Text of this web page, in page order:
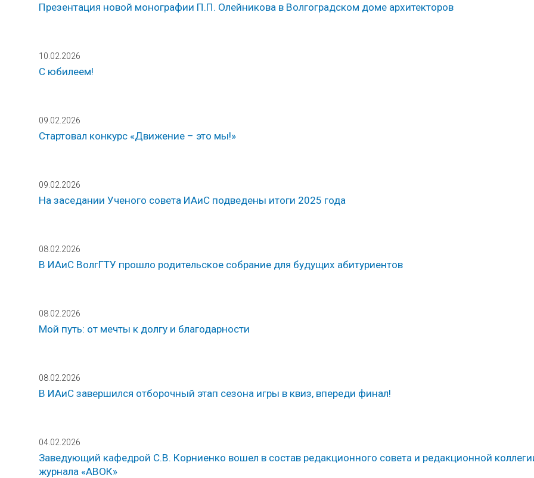
Презентация новой монографии П.П. Олейникова в Волгоградском доме архитекторов
10.02.2026
С юбилеем!
09.02.2026
Стартовал конкурс «Движение – это мы!»
09.02.2026
На заседании Ученого совета ИАиС подведены итоги 2025 года
08.02.2026
В ИАиС ВолгГТУ прошло родительское собрание для будущих абитуриентов
08.02.2026
Мой путь: от мечты к долгу и благодарности
08.02.2026
В ИАиС завершился отборочный этап сезона игры в квиз, впереди финал!
04.02.2026
Заведующий кафедрой С.В. Корниенко вошел в состав редакционного совета и редакционной
журнала «АВОК»